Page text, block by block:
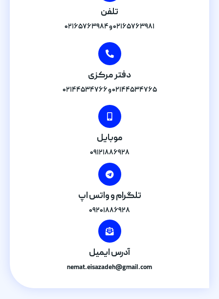
تلفن
۰۲۱۶۵۷۶۳۹۸۱ و ۰۲۱۶۵۷۶۳۹۸۴
دفتر مرکزی
۰۲۱۴۴۵۳۴۷۶۵ و ۰۲۱۴۴۵۳۴۷۶۶
موبایل
۰۹۱۲۱۸۸۶۹۲۸
تلگرام و واتس اپ
۰۹۲۰۱۸۸۶۹۲۸
آدرس ایمیل
nemat.eisazadeh@gmail.com